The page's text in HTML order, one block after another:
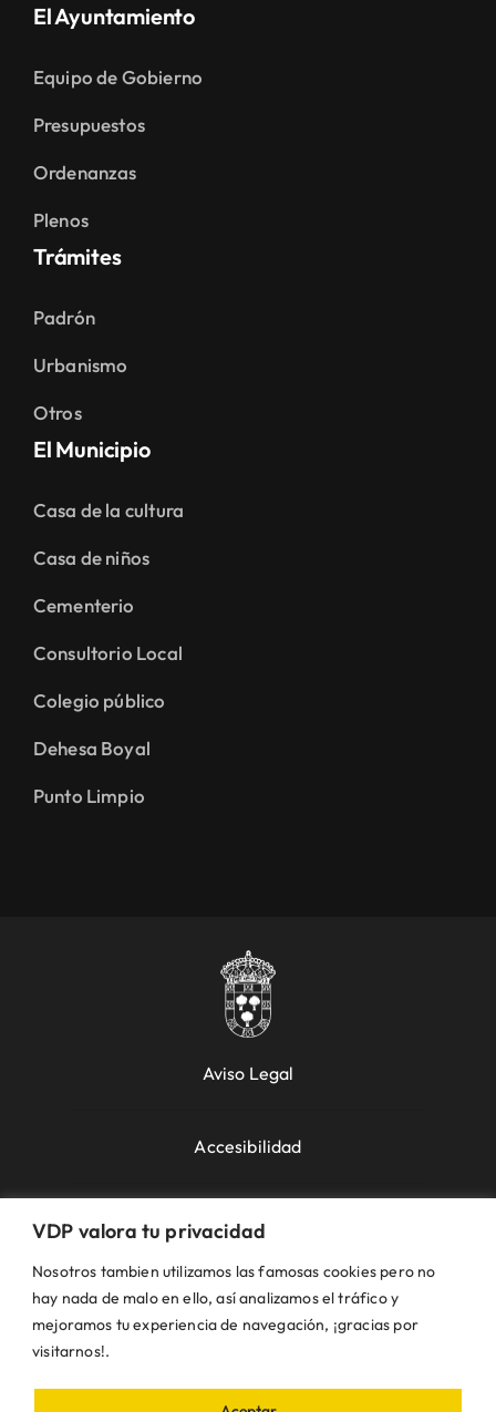
VDP valora tu privacidad
Nosotros tambien utilizamos las famosas cookies pero no
hay nada de malo en ello, así analizamos el tráfico y
mejoramos tu experiencia de navegación, ¡gracias por
visitarnos!.
El Ayuntamiento
Equipo de Gobierno
Presupuestos
Ordenanzas
Plenos
Trámites
Padrón
Urbanismo
Otros
El Municipio
Casa de la cultura
Casa de niños
Cementerio
Consultorio Local
Colegio público
Dehesa Boyal
Punto Limpio
Aviso Legal
Accesibilidad
Política de Cookies
Política de Privacidad